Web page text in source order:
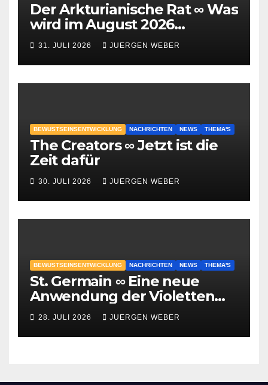
Der Arkturianische Rat ∞ Was
wird im August 2026
geschehen?
31. JULI 2026 JUERGEN WEBER
BEWUSTSEINSENTWICKLUNG NACHRICHTEN NEWS THEMA'S
The Creators ∞ Jetzt ist die
Zeit dafür
30. JULI 2026 JUERGEN WEBER
BEWUSTSEINSENTWICKLUNG NACHRICHTEN NEWS THEMA'S
St. Germain ∞ Eine neue
Anwendung der Violetten
Flamme
28. JULI 2026 JUERGEN WEBER